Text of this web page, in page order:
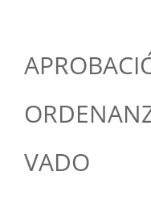
El Ayuntamiento
Esc. Música
VADO